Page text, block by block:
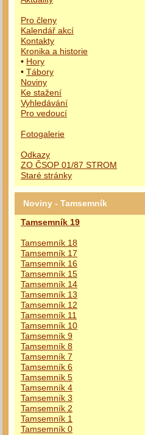
Pro členy
Kalendář akcí
Kontakty
Kronika a historie
• Hory
• Tábory
Noviny
Ke stažení
Vyhledávání
Pro vedoucí
Fotogalerie
Odkazy
ZO ČSOP 01/87 STROM
Staré stránky
Noviny - Tamsemník
Tamsemník 19
Tamsemník 18
Tamsemník 17
Tamsemník 16
Tamsemník 15
Tamsemník 14
Tamsemník 13
Tamsemník 12
Tamsemník 11
Tamsemník 10
Tamsemník 9
Tamsemník 8
Tamsemník 7
Tamsemník 6
Tamsemník 5
Tamsemník 4
Tamsemník 3
Tamsemník 2
Tamsemník 1
Tamsemník 0